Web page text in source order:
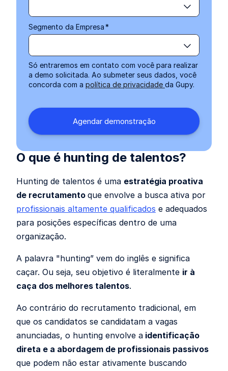
Segmento da Empresa*
Só entraremos em contato com você para realizar
a demo solicitada. Ao submeter seus dados, você
concorda com a política de privacidade da Gupy.
O que é hunting de talentos?
Hunting de talentos é uma estratégia proativa
de recrutamento que envolve a busca ativa por
profissionais altamente qualificados e adequados
para posições específicas dentro de uma
organização.
A palavra "hunting” vem do inglês e significa
caçar. Ou seja, seu objetivo é literalmente ir à
caça dos melhores talentos.
Ao contrário do recrutamento tradicional, em
que os candidatos se candidatam a vagas
anunciadas, o hunting envolve a identificação
direta e a abordagem de profissionais passivos
que podem não estar ativamente buscando